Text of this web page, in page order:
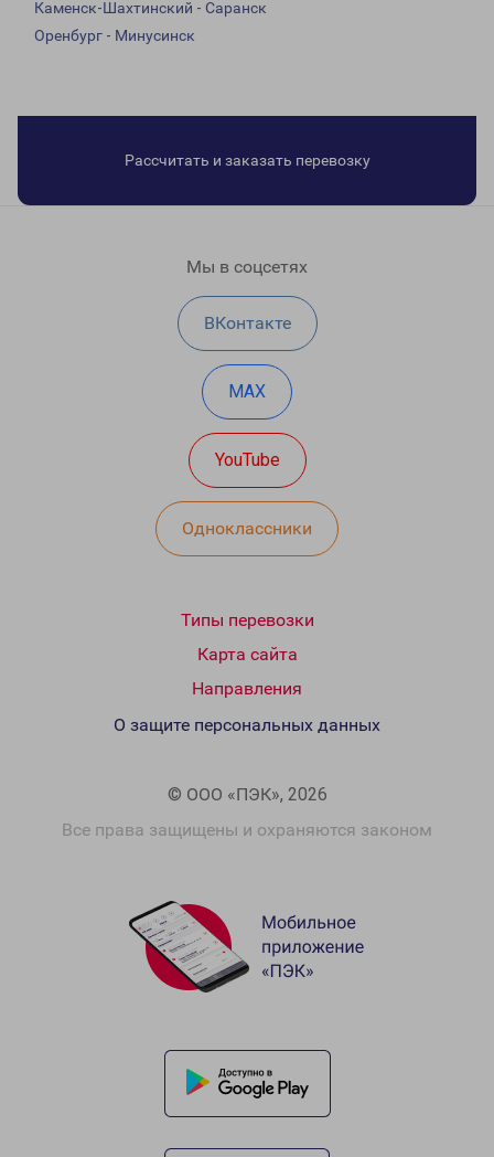
Каменск-Шахтинский - Саранск
Оренбург - Минусинск
Рассчитать и заказать перевозку
Мы в соцсетях
ВКонтакте
MAX
YouTube
Одноклассники
Типы перевозки
Карта сайта
Направления
© ООО «ПЭК», 2026
Все права защищены и охраняются законом
О защите персональных данных